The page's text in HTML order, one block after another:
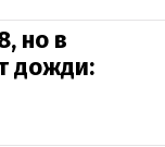
но в
дожди: